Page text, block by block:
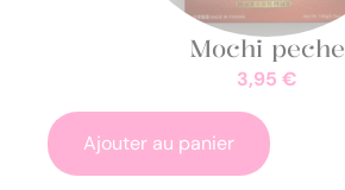
Mochi peche
3,95 €
Ajouter au panier